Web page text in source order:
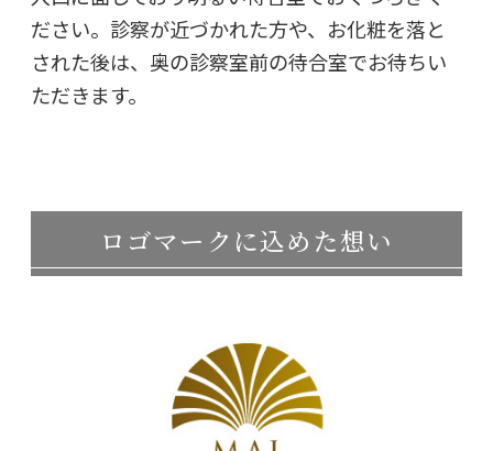
ださい。診察が近づかれた方や、お化粧を落と
された後は、奥の診察室前の待合室でお待ちい
ただきます。
ロゴマークに込めた想い